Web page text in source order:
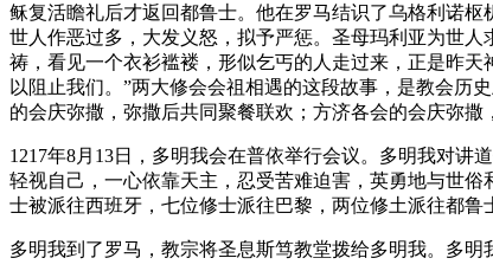
稣复活瞻礼后才返回都鲁士。他在罗马结识了乌格利诺
世人作恶过多，大发义怒，拟予严惩。圣母玛利亚为世
祷，看见一个衣衫褴褛，形似乞丐的人走过来，正是昨
以阻止我们。”两大修会会祖相遇的这段故事，是教会历
的会庆弥撒，弥撒后共同聚餐联欢；方济各会的会庆弥
1217年8月13日，多明我会在普依举行会议。多明我对讲
轻视自己，一心依靠天主，忍受苦难迫害，英勇地与世
士被派往西班牙，七位修士派往巴黎，两位修土派往都
多明我到了罗马，教宗将圣息斯笃教堂拨给多明我。多